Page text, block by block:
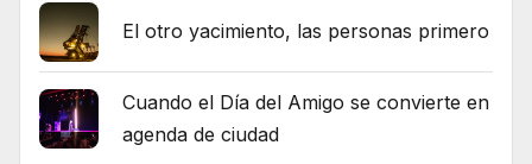
El otro yacimiento, las personas primero
Cuando el Día del Amigo se convierte en
agenda de ciudad